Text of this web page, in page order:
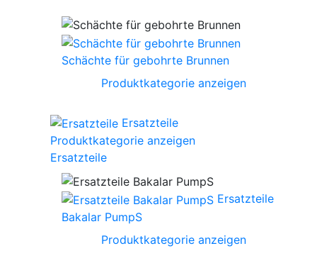
Schächte für gebohrte Brunnen
Produktkategorie anzeigen
Ersatzteile
Produktkategorie anzeigen
Ersatzteile
Ersatzteile
Bakalar PumpS
Produktkategorie anzeigen